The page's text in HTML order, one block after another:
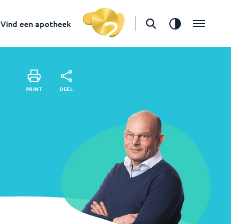
Vind een apotheek
Gouda
Vind een apotheek
PRINT DEEL